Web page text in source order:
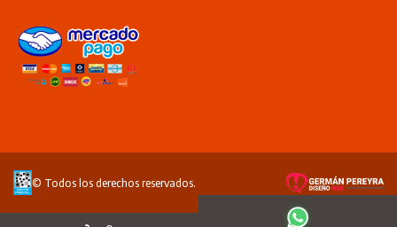
© Todos los derechos reservados.